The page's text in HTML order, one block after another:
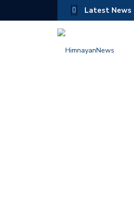
Latest News